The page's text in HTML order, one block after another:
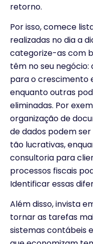
retorno.
Por isso, comece
realizadas no dia a
categorize-as com
têm no seu negócio:
para o crescimento
enquanto outras
eliminadas. Por
organização de
de dados podem
tão lucrativas,
consultoria para
processos fiscais
Identificar essas
Além disso, invista
tornar as tarefas
sistemas contábeis